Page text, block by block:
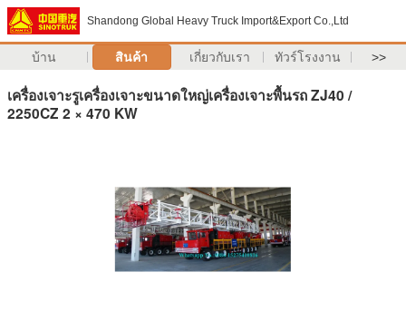
Shandong Global Heavy Truck Import&Export Co.,Ltd
บ้าน สินค้า เกี่ยวกับเรา ทัวร์โรงงาน >>
เครื่องเจาะรูเครื่องเจาะขนาดใหญ่เครื่องเจาะพื้นรถ ZJ40 /
2250CZ 2 × 470 KW